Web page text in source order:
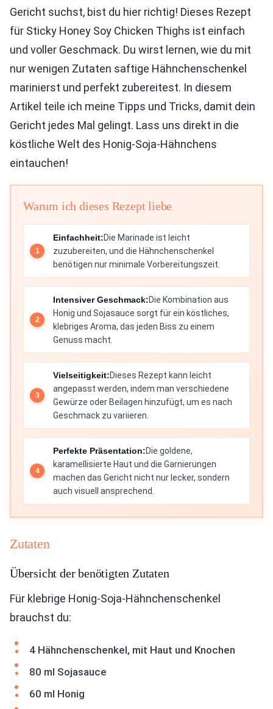
Gericht suchst, bist du hier richtig! Dieses Rezept
für Sticky Honey Soy Chicken Thighs ist einfach
und voller Geschmack. Du wirst lernen, wie du mit
nur wenigen Zutaten saftige Hähnchenschenkel
marinierst und perfekt zubereitest. In diesem
Artikel teile ich meine Tipps und Tricks, damit dein
Gericht jedes Mal gelingt. Lass uns direkt in die
köstliche Welt des Honig-Soja-Hähnchens
eintauchen!
Warum ich dieses Rezept liebe
Einfachheit:Die Marinade ist leicht
zuzubereiten, und die Hähnchenschenkel
benötigen nur minimale Vorbereitungszeit.
Intensiver Geschmack:Die Kombination aus
Honig und Sojasauce sorgt für ein köstliches,
klebriges Aroma, das jeden Biss zu einem
Genuss macht.
Vielseitigkeit:Dieses Rezept kann leicht
angepasst werden, indem man verschiedene
Gewürze oder Beilagen hinzufügt, um es nach
Geschmack zu variieren.
Perfekte Präsentation:Die goldene,
karamellisierte Haut und die Garnierungen
machen das Gericht nicht nur lecker, sondern
auch visuell ansprechend.
Zutaten
Übersicht der benötigten Zutaten
Für klebrige Honig-Soja-Hähnchenschenkel
brauchst du:
4 Hähnchenschenkel, mit Haut und Knochen
80 ml Sojasauce
60 ml Honig